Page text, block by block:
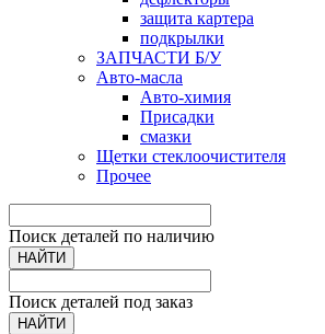
защита картера
подкрылки
ЗАПЧАСТИ Б/У
Авто-масла
Авто-химия
Присадки
смазки
Щетки стеклоочистителя
Прочее
Поиск деталей по наличию
НАЙТИ
Поиск деталей под заказ
НАЙТИ